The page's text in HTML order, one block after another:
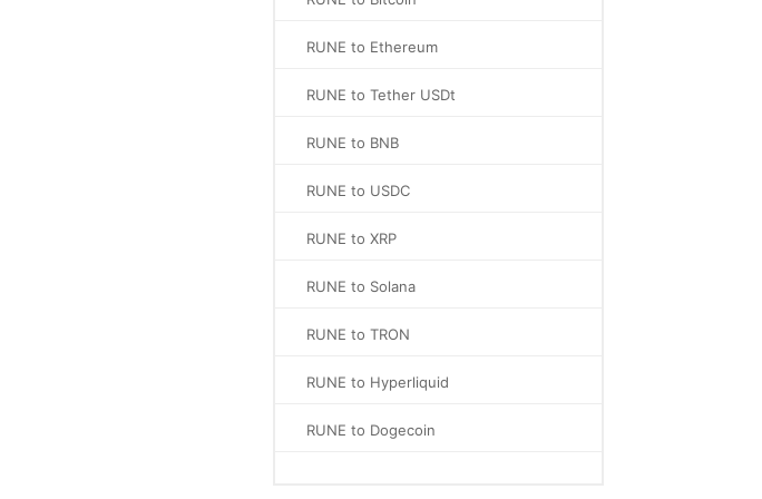
RUNE to Ethereum
RUNE to Tether USDt
RUNE to BNB
RUNE to USDC
RUNE to XRP
RUNE to Solana
RUNE to TRON
RUNE to Hyperliquid
RUNE to Dogecoin